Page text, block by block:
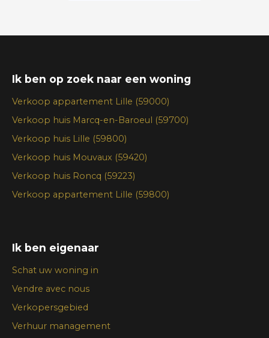
Ik ben op zoek naar een woning
Verkoop appartement Lille (59000)
Verkoop huis Marcq-en-Baroeul (59700)
Verkoop huis Lille (59800)
Verkoop huis Mouvaux (59420)
Verkoop huis Roncq (59223)
Verkoop appartement Lille (59800)
Ik ben eigenaar
Schat uw woning in
Vendre avec nous
Verkopersgebied
Verhuur management